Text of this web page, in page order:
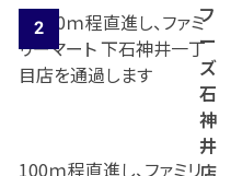
フ
ー
ズ
石
神
井
100ｍ程直進し、ファミリ